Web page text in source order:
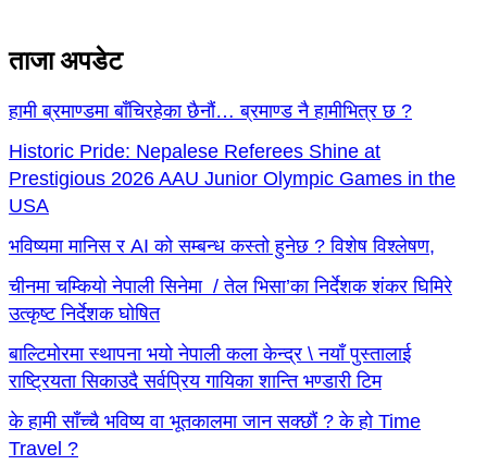
ताजा अपडेट
हामी ब्रमाण्डमा बाँचिरहेका छैनौं… ब्रमाण्ड नै हामीभित्र छ ?
Historic Pride: Nepalese Referees Shine at
Prestigious 2026 AAU Junior Olympic Games in the
USA
भविष्यमा मानिस र AI को सम्बन्ध कस्तो हुनेछ ? विशेष विश्लेषण,
चीनमा चम्कियो नेपाली सिनेमा / तेल भिसा’का निर्देशक शंकर घिमिरे
उत्कृष्ट निर्देशक घोषित
बाल्टिमोरमा स्थापना भयो नेपाली कला केन्द्र \ नयाँ पुस्तालाई
राष्ट्रियता सिकाउदै सर्वप्रिय गायिका शान्ति भण्डारी टिम
के हामी साँच्चै भविष्य वा भूतकालमा जान सक्छौं ? के हो Time
Travel ?